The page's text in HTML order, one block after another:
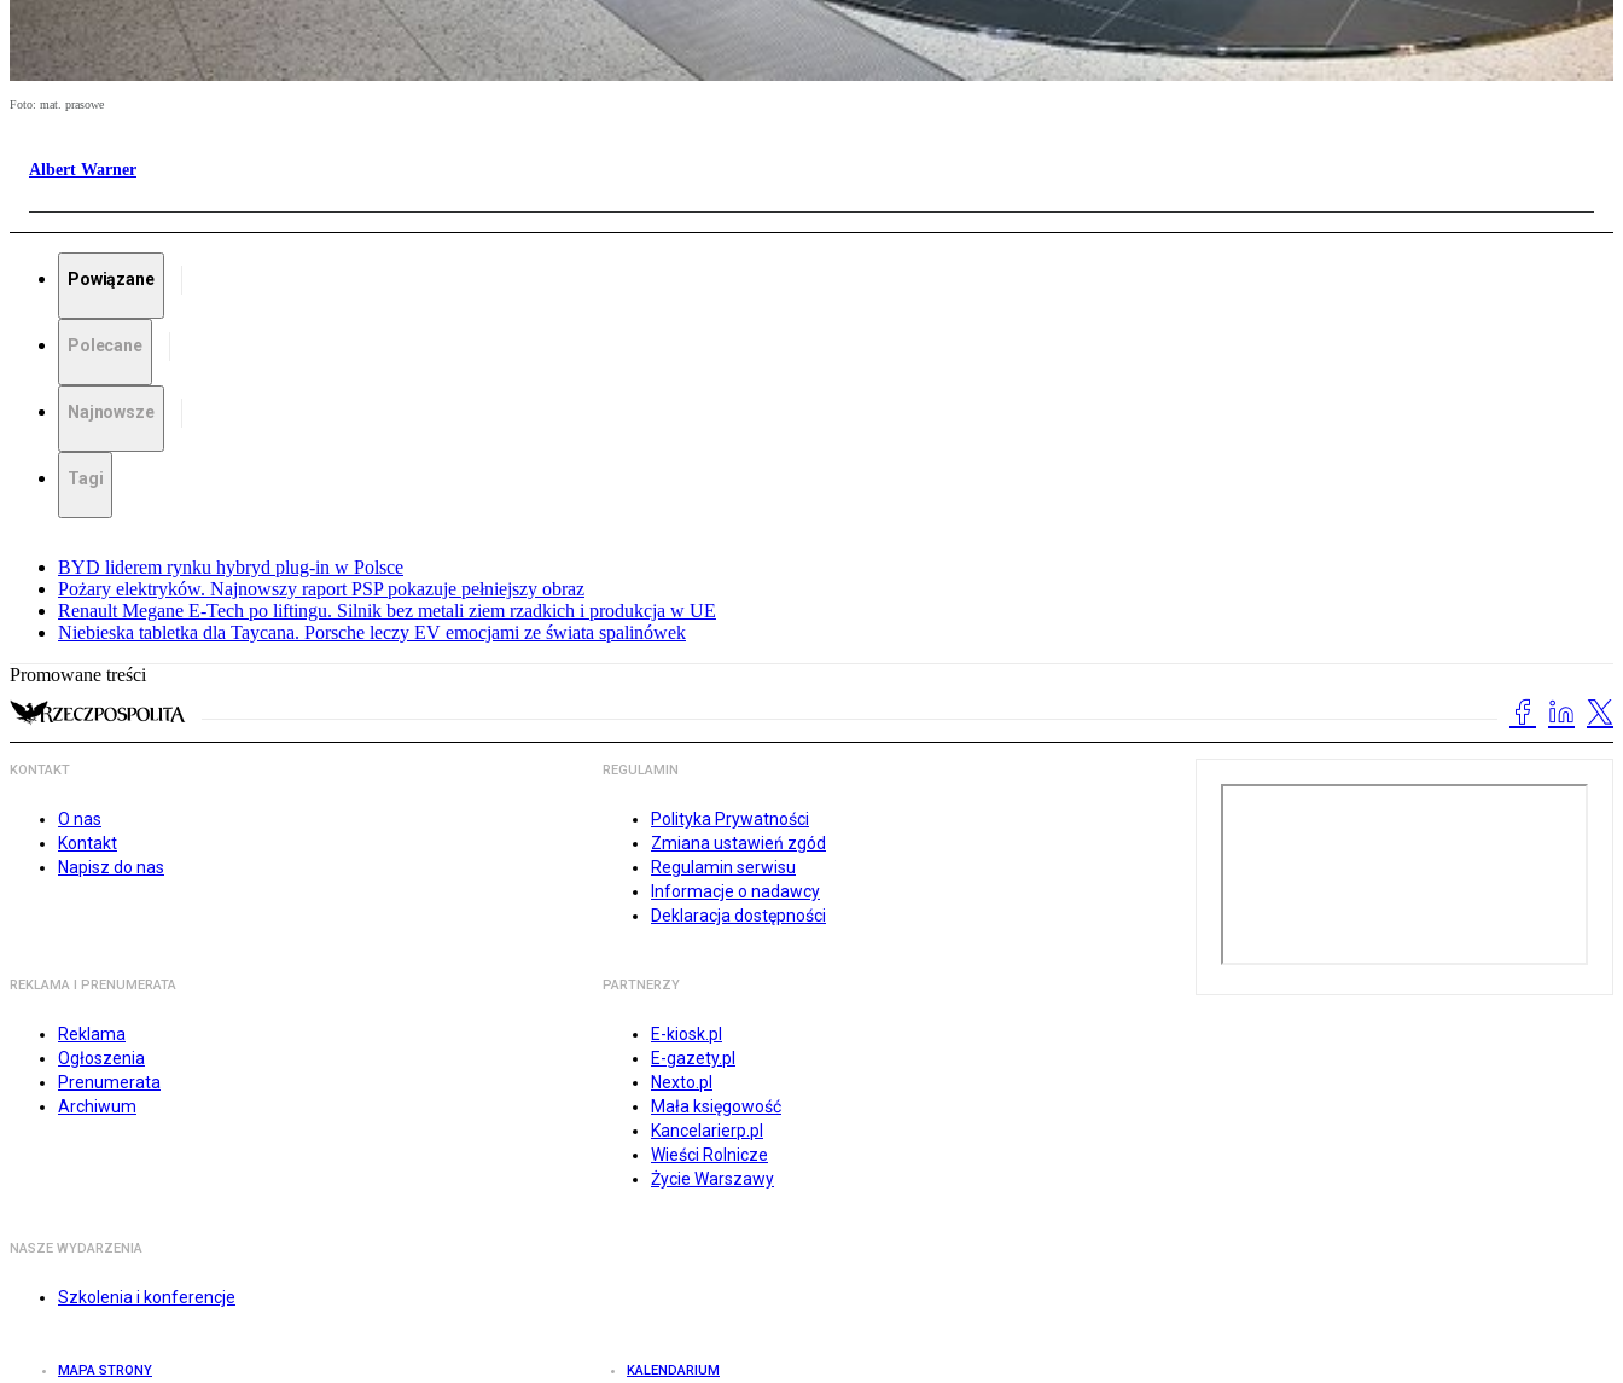
Foto: mat. prasowe
Albert Warner
Powiązane
Polecane
Najnowsze
Tagi
BYD liderem rynku hybryd plug-in w Polsce
Pożary elektryków. Najnowszy raport PSP pokazuje pełniejszy obraz
Renault Megane E-Tech po liftingu. Silnik bez metali ziem rzadkich i produkcja w UE
Niebieska tabletka dla Taycana. Porsche leczy EV emocjami ze świata spalinówek
Promowane treści
KONTAKT
O nas
Kontakt
Napisz do nas
REGULAMIN
Polityka Prywatności
Zmiana ustawień zgód
Regulamin serwisu
Informacje o nadawcy
Deklaracja dostępności
REKLAMA I PRENUMERATA
Reklama
Ogłoszenia
Prenumerata
Archiwum
PARTNERZY
E-kiosk.pl
E-gazety.pl
Nexto.pl
Mała księgowość
Kancelarierp.pl
Wieści Rolnicze
Życie Warszawy
NASZE WYDARZENIA
Szkolenia i konferencje
MAPA STRONY KALENDARIUM